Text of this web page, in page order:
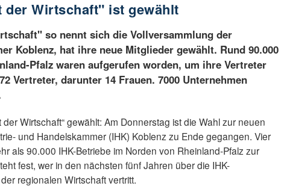
der Wirtschaft" ist gewählt
so nennt sich die Vollversammlung der
Koblenz, hat ihre neue Mitglieder gewählt. Rund 90.000
Pfalz waren aufgerufen worden, um ihre Vertreter
Vertreter, darunter 14 Frauen. 7000 Unternehmen
Wirtschaft“ gewählt: Am Donnerstag ist die Wahl zur neuen
und Handelskammer (IHK) Koblenz zu Ende gegangen. Vier
als 90.000 IHK-Betriebe im Norden von Rheinland-Pfalz zur
fest, wer in den nächsten fünf Jahren über die IHK-
regionalen Wirtschaft vertritt.